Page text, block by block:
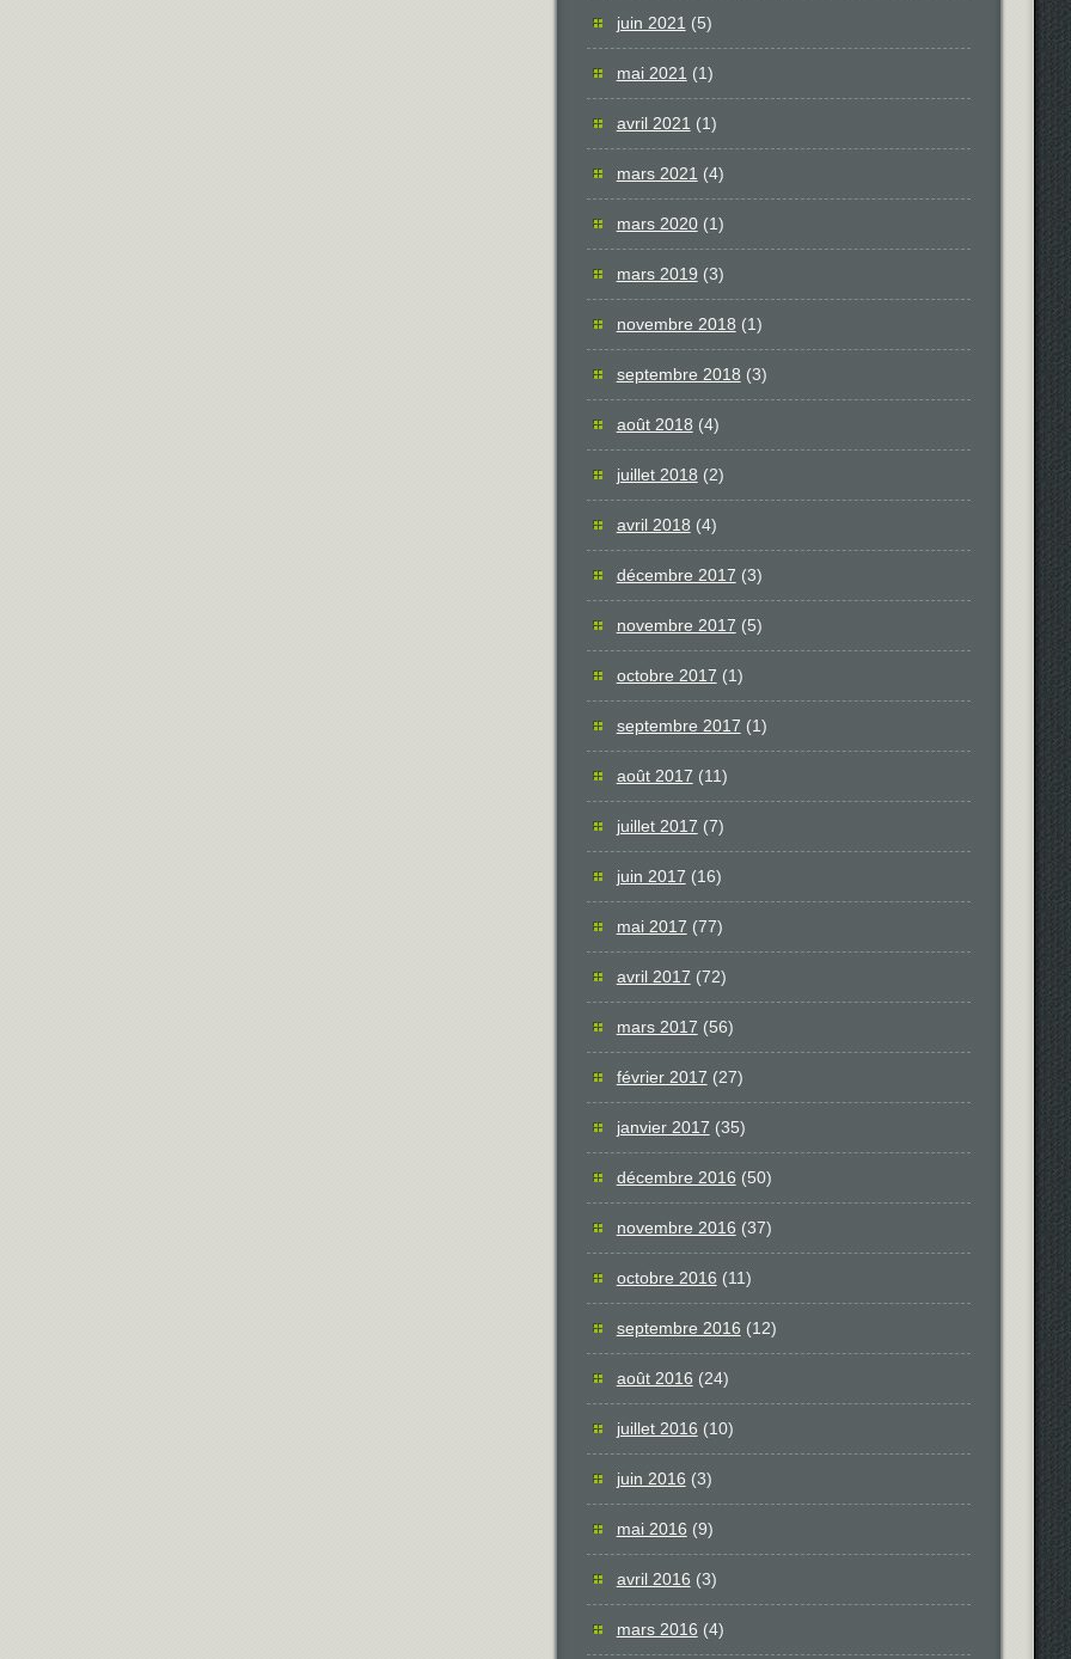
juin 2021 (5)
mai 2021 (1)
avril 2021 (1)
mars 2021 (4)
mars 2020(1)
mars 2019 (3)
novembre 2018 (1)
septembre 2018 (3)
août 2018 (4)
juillet 2018 (2)
avril 2018 (4)
décembre 2017 (3)
novembre 2017 (5)
octobre 2017 (1)
septembre 2017 (1)
août 2017 (11)
juillet 2017 (7)
juin 2017 (16)
mai 2017 (77)
avril 2017 (72)
mars 2017 (56)
février 2017 (27)
janvier 2017 (35)
décembre 2016 (50)
novembre 2016 (37)
octobre 2016 (11)
septembre 2016 (12)
août 2016 (24)
juillet 2016 (10)
juin 2016 (3)
mai 2016 (9)
avril 2016 (3)
mars 2016 (4)